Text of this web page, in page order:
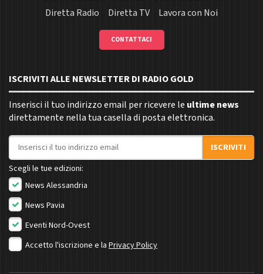
Diretta Radio
Diretta TV Lavora con Noi
CONTATTACI
ISCRIVITI ALLE NEWSLETTER DI RADIO GOLD
Inserisci il tuo indirizzo email per ricevere le ultime news
direttamente nella tua casella di posta elettronica.
Indirizzo email
ISCRIVITI
Scegli le tue edizioni:
News Alessandria
News Pavia
Eventi Nord-Ovest
Accetto l'iscrizione e la Privacy Policy